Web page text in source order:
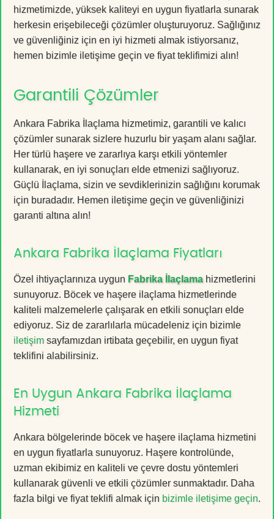
hizmetimizde, yüksek kaliteyi en uygun fiyatlarla sunarak
herkesin erişebileceği çözümler oluşturuyoruz. Sağlığınız
ve güvenliğiniz için en iyi hizmeti almak istiyorsanız,
hemen bizimle iletişime geçin ve fiyat teklifimizi alın!
Garantili Çözümler
Ankara Fabrika İlaçlama hizmetimiz, garantili ve kalıcı
çözümler sunarak sizlere huzurlu bir yaşam alanı sağlar.
Her türlü haşere ve zararlıya karşı etkili yöntemler
kullanarak, en iyi sonuçları elde etmenizi sağlıyoruz.
Güçlü İlaçlama, sizin ve sevdiklerinizin sağlığını korumak
için buradadır. Hemen iletişime geçin ve güvenliğinizi
garanti altına alın!
Ankara Fabrika İlaçlama Fiyatları
Özel ihtiyaçlarınıza uygun Fabrika İlaçlamahizmetlerini
sunuyoruz. Böcek ve haşere ilaçlama hizmetlerinde
kaliteli malzemelerle çalışarak en etkili sonuçları elde
ediyoruz. Siz de zararlılarla mücadeleniz için bizimle
iletişim sayfamızdan irtibata geçebilir, en uygun fiyat
teklifini alabilirsiniz.
En Uygun Ankara Fabrika İlaçlama
Hizmeti
Ankara bölgelerinde böcek ve haşere ilaçlama hizmetini
en uygun fiyatlarla sunuyoruz. Haşere kontrolünde,
uzman ekibimiz en kaliteli ve çevre dostu yöntemleri
kullanarak güvenli ve etkili çözümler sunmaktadır. Daha
fazla bilgi ve fiyat teklifi almak için bizimle iletişime geçin.